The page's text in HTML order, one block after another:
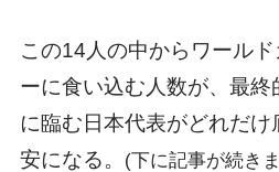
この14人の中からワール
ーに食い込む人数が、最
に臨む日本代表がどれだけ
安になる。
(下に記事が続き